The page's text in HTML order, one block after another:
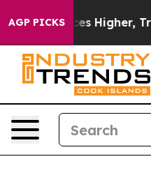
AGP PICKSHigher, Trump